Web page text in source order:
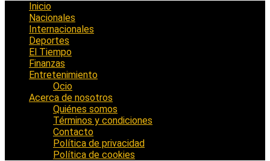
Inicio
Nacionales
Internacionales
Deportes
El Tiempo
Finanzas
Entretenimiento
Ocio
Acerca de nosotros
Quiénes somos
Términos y condiciones
Contacto
Política de privacidad
Política de cookies